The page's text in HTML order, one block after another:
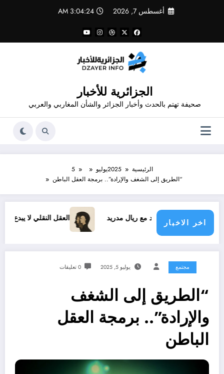
أغسطس 7, 2026 3:04:24 AM
الجزائرية للأخبار
صحيفة تهتم بالحدث وأخبار الجزائر والشأن المغاربي والعربي
الرئيسية 2025يوليو
5
“الطريق إلى الشغف والإرادة”.. برمجة العقل الباطن
اخر الاخبار
الجديد مع ريال مدريد العقل النقلي لا يبدع حتى في تجارب
مجتمع يوليو 5, 2025 0 تعليقات
“الطريق إلى الشغف
والإرادة”.. برمجة العقل
الباطن